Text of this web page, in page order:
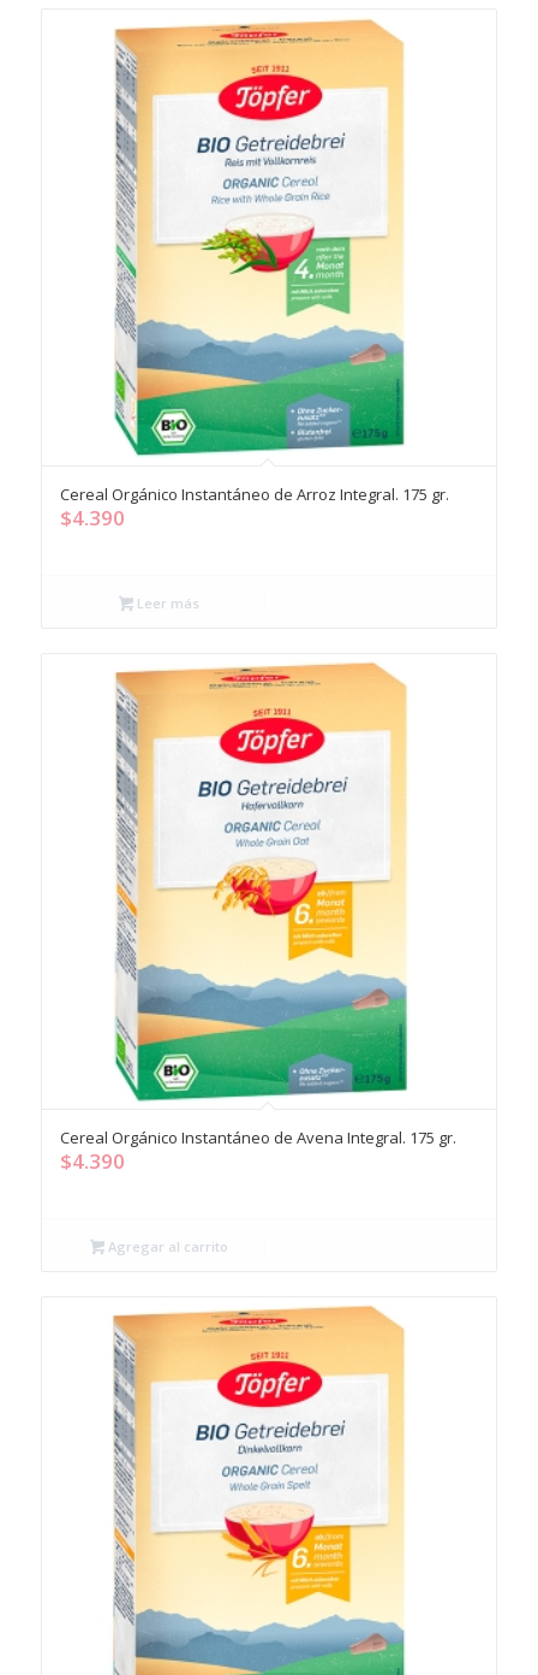
Cereal Orgánico Instantáneo de Arroz Integral. 175 gr.
$4.390
Leer más
Cereal Orgánico Instantáneo de Avena Integral. 175 gr.
$4.390
Agregar al carrito